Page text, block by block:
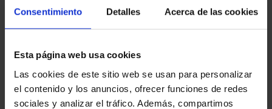
Consentimiento Detalles Acerca de las cookies
Esta página web usa cookies
Las cookies de este sitio web se usan para personalizar
el contenido y los anuncios, ofrecer funciones de redes
sociales y analizar el tráfico. Además, compartimos